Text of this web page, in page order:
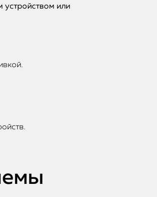
устройством или